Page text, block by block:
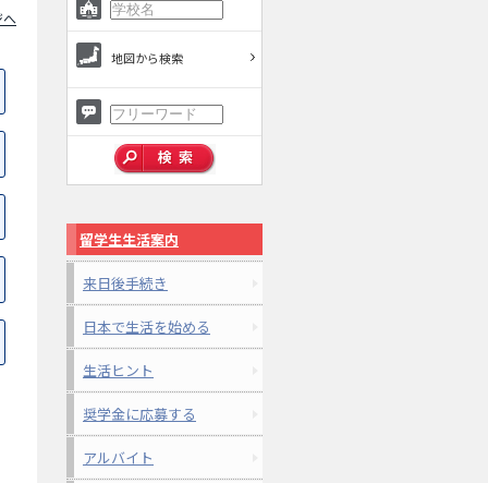
へ
地図から検索
留学生生活案内
来日後手続き
日本で生活を始める
生活ヒント
奨学金に応募する
アルバイト